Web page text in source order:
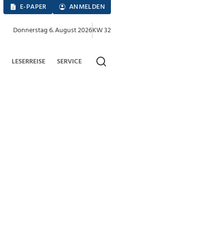
E-PAPER ANMELDEN
Donnerstag 6. August 2026KW 32
LESERREISE SERVICE